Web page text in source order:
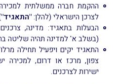
ההקמת חברה ממשלתית
לצרכן הישראלי (להלן:"התאגיד"
הבעלות בתאגיד: מדינה,
(בשלב א' למדינה תהיה שליטה
התאגיד יקים ויפעיל תחילה
צפון, מרכז או דרום, למכירה
ישירות לצרכנים.